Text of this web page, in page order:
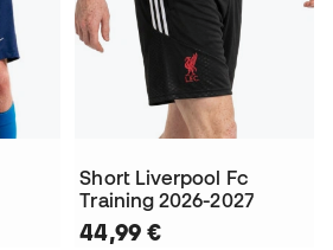
Short Liverpool Fc
Training 2026-2027
44,99 €